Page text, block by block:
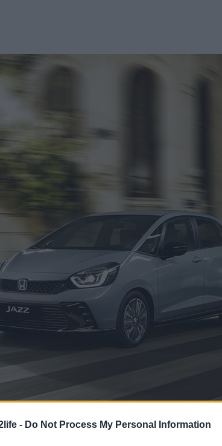
- Do Not Process My Personal Information